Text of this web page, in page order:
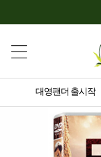
대영팬더 출시작